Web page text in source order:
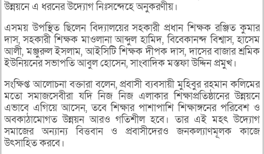
উন্নয়নে এ ধরনের উদ্যোগ নিঃসন্দেহে অনুকরণীয়।
এসময় উপস্থিত ছিলেন বিদ্যালয়ের সহকারী প্রধান শিক্ষক রঞ্জিত কুমার
দাস, সহকারী শিক্ষক মাওলানা আব্দুল হামিদ, বিবেকানন্দ বিশ্বাস, হাসেম
আলী, মঞ্জুরুল ইসলাম, আইসিটি শিক্ষক দীপক দাস, দাসের বাজার শ্রমিক
ইউনিয়নের সভাপতি আবুল হোসেন, সাংবাদিক মস্তফা উদ্দিন প্রমুখ।
সংক্ষিপ্ত আলোচনা বক্তারা বলেন, প্রবাসী ব্যবসায়ী মুহিবুর রহমান কলিমের
মতো সমাজসেবীরা যদি নিজ নিজ এলাকার শিক্ষাপ্রতিষ্ঠানের উন্নয়নে
এভাবে এগিয়ে আসেন, তবে শিক্ষার পাশাপাশি শিক্ষাঙ্গনের পরিবেশ ও
অবকাঠামোগত উন্নয়ন আরও গতিশীল হবে। তার এই মহৎ উদ্যোগ
সমাজের অন্যান্য বিত্তবান ও প্রবাসীদেরও জনকল্যাণমূলক কাজে
উৎসাহিত করবে।